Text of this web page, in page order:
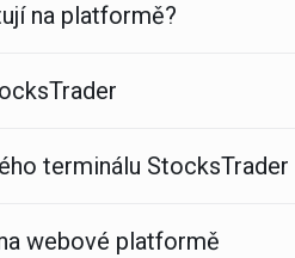
na platformě?
terminálu StocksTrader
webové platformě